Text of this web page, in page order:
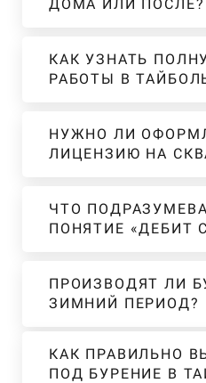
ДОМА ИЛИ ПОСЛЕ?
КАК УЗНАТЬ
РАБОТЫ В
НУЖНО ЛИ
ЛИЦЕНЗИЮ НА
ЧТО
ПОНЯТИЕ «ДЕБИТ
ПРОИЗВОДЯТ ЛИ
ЗИМНИЙ ПЕРИОД?
КАК ПРАВИЛЬНО
ПОД БУРЕНИЕ В